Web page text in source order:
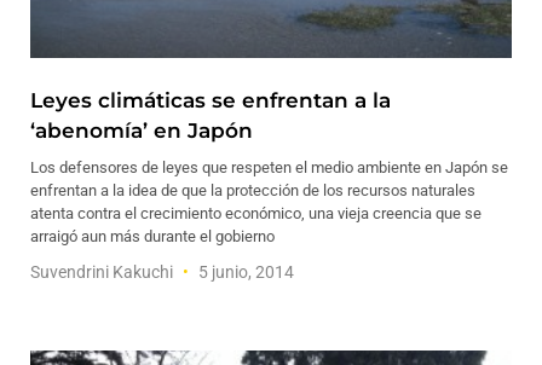
Leyes climáticas se enfrentan a la
‘abenomía’ en Japón
Los defensores de leyes que respeten el medio ambiente en Japón se
enfrentan a la idea de que la protección de los recursos naturales
atenta contra el crecimiento económico, una vieja creencia que se
arraigó aun más durante el gobierno
Suvendrini Kakuchi 5 junio, 2014